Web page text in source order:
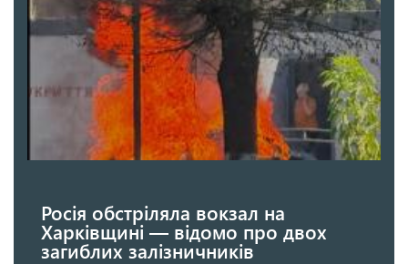
Росія обстріляла вокзал на
Харківщині — відомо про двох
загиблих залізничників